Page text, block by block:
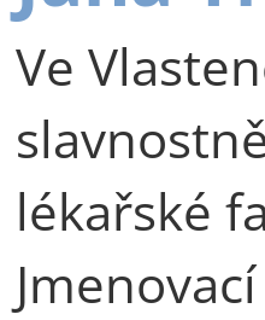
Ve
lékařské